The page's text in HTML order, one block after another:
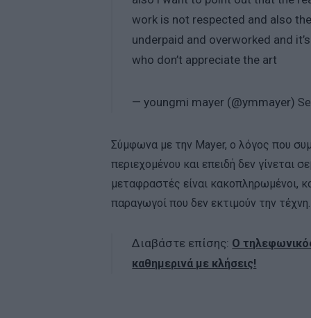
work is not respected and also
underpaid and overworked and
who don’t appreciate the art
— youngmi mayer (@ymmayer)
Σύμφωνα με την Mayer, ο λόγος που
περιεχομένου και επειδή δεν
μεταφραστές είναι κακοπληρωμένοι,
παραγωγοί που δεν εκτιμούν την τέχνη.
Διαβάστε επίσης: Ο
καθημερινά με κλήσεις!